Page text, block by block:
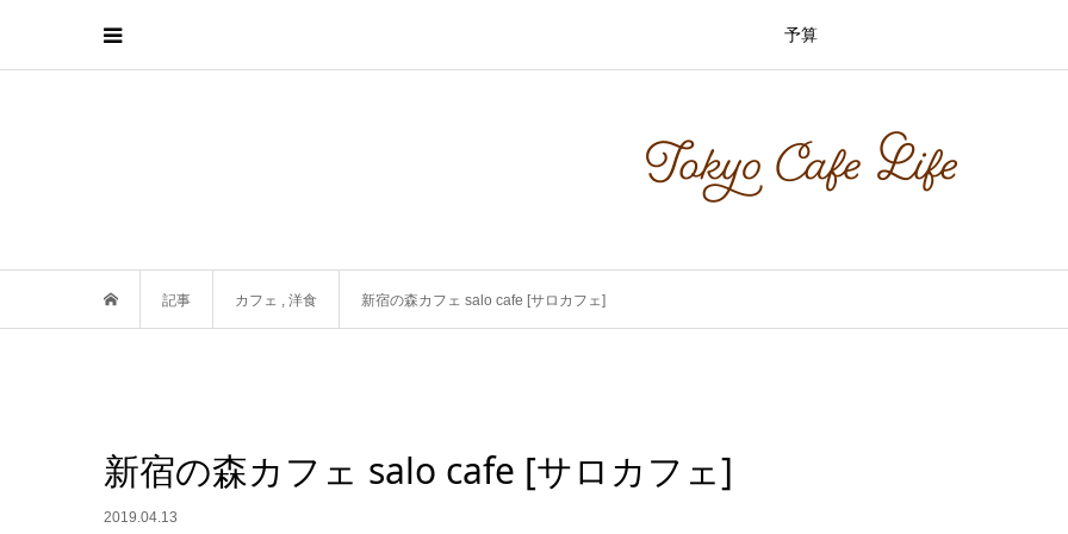
予算
記事 カフェ , 洋食 新宿の森カフェ salo cafe [サロカフェ]
新宿の森カフェ salo cafe [サロカフェ]
2019.04.13